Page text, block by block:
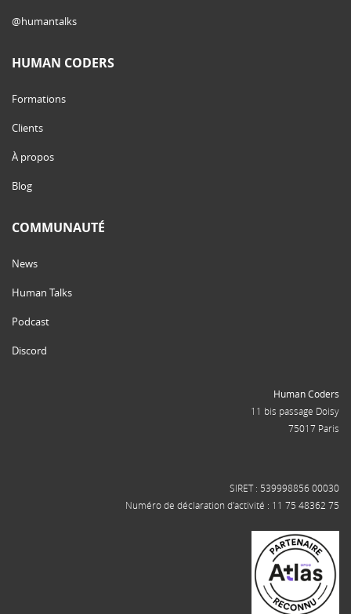
@humantalks
HUMAN CODERS
Formations
Clients
À propos
Blog
COMMUNAUTÉ
News
Human Talks
Podcast
Discord
Human Coders
11 bis passage Doisy
75017 Paris
SIRET : 539998856 00030
Numéro de déclaration d'activité : 11 75 48362 75